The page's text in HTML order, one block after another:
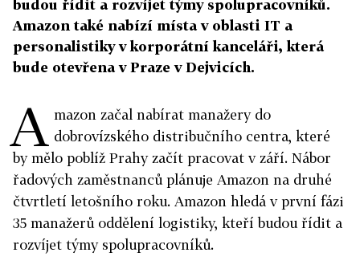
budou řídit a rozvíjet týmy spolupracovníků.
Amazon také nabízí místa v oblasti IT a
personalistiky v korporátní kanceláři, která
bude otevřena v Praze v Dejvicích.
A mazon začal nabírat manažery do
dobrovízského distribučního centra, které
by mělo poblíž Prahy začít pracovat v září. Nábor
řadových zaměstnanců plánuje Amazon na druhé
čtvrtletí letošního roku. Amazon hledá v první fázi
35 manažerů oddělení logistiky, kteří budou řídit a
rozvíjet týmy spolupracovníků.